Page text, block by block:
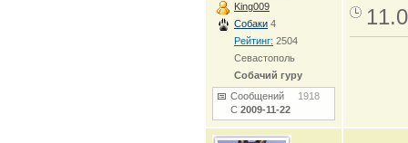
King009
Собаки 4
Рейтинг: 2504
Севастополь
Собачий гуру
Сообщений 1918
С 2009-11-22